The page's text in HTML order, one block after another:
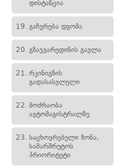
დისტანცია
19. გაჩერება დგომა
20. გზაჯვარედინის გავლა
21. რკინიგზის
გადასასვლელი
22. მოძრაობა
ავტომაგისტრალზე
23. საცხოვრებელი ზონა,
სამარშრუტოს
პრიორიტეტი